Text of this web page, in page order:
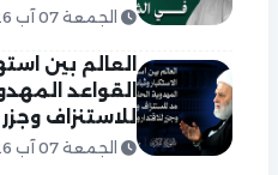
الجمعة 07 آب 2026
العالم بين
القواعد
للاستنزاف
الجمعة 07 آب 2026